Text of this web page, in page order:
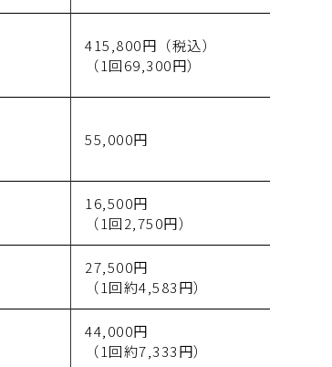
415,800円（税込）
（1回69,300円）
55,000円
16,500円
（1回2,750円）
27,500円
（1回約4,583円）
44,000円
（1回約7,333円）